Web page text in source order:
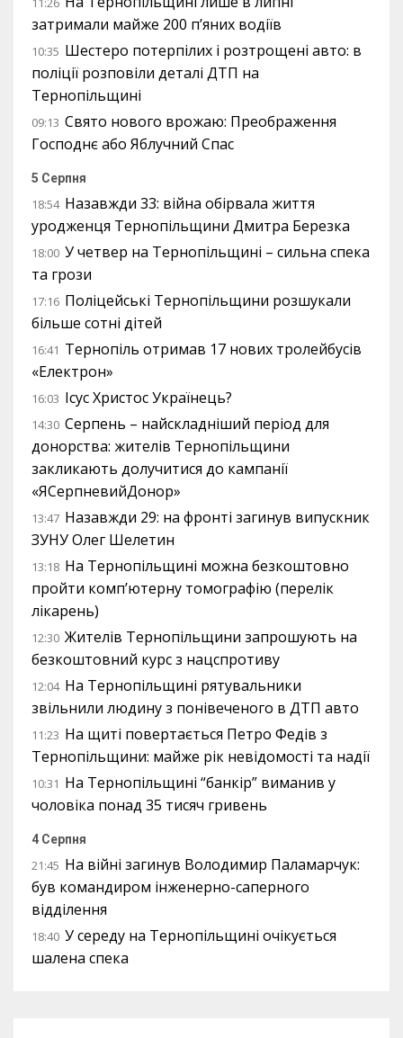
затримали майже 200 п’яних водіїв
10:35 Шестеро потерпілих і розтрощені авто: в
поліції розповіли деталі ДТП на
Тернопільщині
09:13 Свято нового врожаю: Преображення
Господнє або Яблучний Спас
5 Серпня
18:54 Назавжди 33: війна обірвала життя
уродженця Тернопільщини Дмитра Березка
18:00 У четвер на Тернопільщині – сильна спека
та грози
17:16 Поліцейські Тернопільщини розшукали
більше сотні дітей
16:41 Тернопіль отримав 17 нових тролейбусів
«Електрон»
16:03 Ісус Христос Українець?
14:30 Серпень – найскладніший період для
донорства: жителів Тернопільщини
закликають долучитися до кампанії
«ЯСерпневийДонор»
13:47 Назавжди 29: на фронті загинув випускник
ЗУНУ Олег Шелетин
13:18 На Тернопільщині можна безкоштовно
пройти комп’ютерну томографію (перелік
лікарень)
12:30 Жителів Тернопільщини запрошують на
безкоштовний курс з нацспротиву
12:04 На Тернопільщині рятувальники
звільнили людину з понівеченого в ДТП авто
11:23 На щиті повертається Петро Федів з
Тернопільщини: майже рік невідомості та надії
10:31 На Тернопільщині “банкір” виманив у
чоловіка понад 35 тисяч гривень
4 Серпня
21:45 На війні загинув Володимир Паламарчук:
був командиром інженерно-саперного
відділення
18:40 У середу на Тернопільщині очікується
шалена спека